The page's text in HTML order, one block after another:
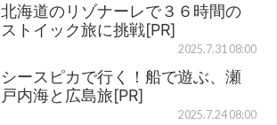
北海道のリゾナーレで３６時間の
ストイック旅に挑戦[PR]
2025.7.31 08:00
シースピカで行く！船で遊ぶ、瀬
戸内海と広島旅[PR]
2025.7.24 08:00